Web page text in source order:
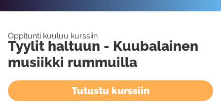
Oppitunti kuuluu kurssiin
Tyylit haltuun - Kuubalainen
musiikki rummuilla
Tutustu kurssiin